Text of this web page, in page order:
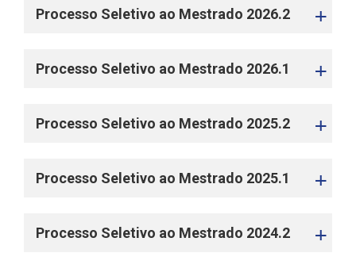
Processo Seletivo ao Mestrado 2026.2
Processo Seletivo ao Mestrado 2026.1
Processo Seletivo ao Mestrado 2025.2
Processo Seletivo ao Mestrado 2025.1
Processo Seletivo ao Mestrado 2024.2